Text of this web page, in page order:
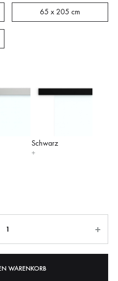
65 x 205 cm
Schwarz
WARENKORB